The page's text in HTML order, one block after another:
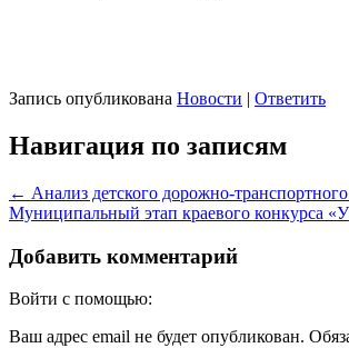
Запись опубликована Новости | Ответить
Навигация по записям
← Анализ детского дорожно-
Муниципальный этап краевого конкурса
Добавить комментарий
Войти с помощью:
Ваш адрес email не будет опубликован.